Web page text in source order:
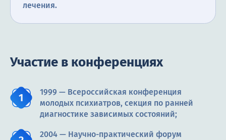
лечения.
Участие в конференциях
1999 — Всероссийская конференция
молодых психиатров, секция по ранней
диагностике зависимых состояний;
2004 — Научно-практический форум